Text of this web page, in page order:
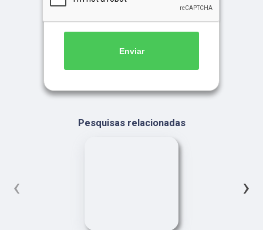
Enviar
Pesquisas relacionadas
‹ ›